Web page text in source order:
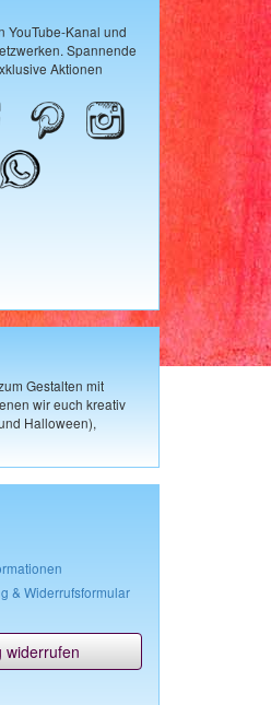
YouTube-Kanal und
Spannende
Aktionen
Gestalten mit
wir euch kreativ
Halloween),
& Widerrufsformular
widerrufen